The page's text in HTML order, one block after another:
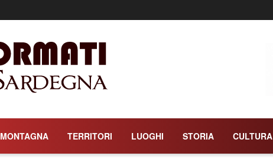
MONTAGNA TERRITORI LUOGHI STORIA CULTURA